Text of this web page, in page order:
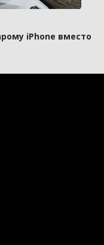
iPhone вместо